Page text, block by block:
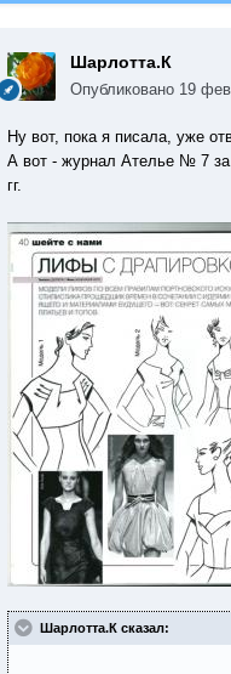
Шарлотта.К
Опубликовано 19
Ну вот, пока я писала, уже
А вот - журнал Ателье № 7 за
гг.
Шарлотта.К сказал: